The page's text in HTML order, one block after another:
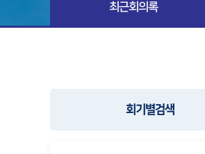
최근회의록
회기별검색